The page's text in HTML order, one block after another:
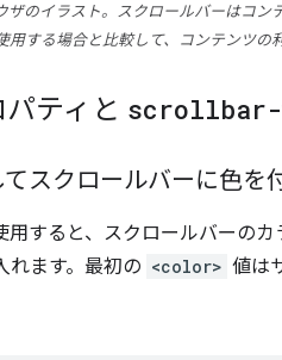
のイラスト。スクロールバーはコ
用する場合と比較して、コンテンツの
ティと
スクロールバーに色を
用すると、スクロールバーの
れます。最初の <color> 値は